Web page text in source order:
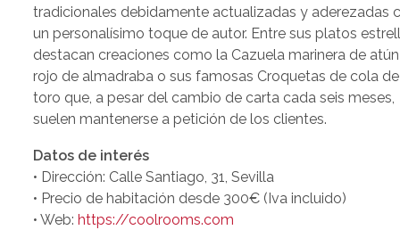
tradicionales debidamente actualizadas y aderezadas
un personalísimo toque de autor. Entre sus platos
destacan creaciones como la Cazuela marinera de atún
rojo de almadraba o sus famosas Croquetas de cola de
toro que, a pesar del cambio de carta cada seis meses,
suelen mantenerse a petición de los clientes.
Datos de interés
• Dirección: Calle Santiago, 31, Sevilla
• Precio de habitación desde 300€ (Iva incluido)
• Web: https://coolrooms.com